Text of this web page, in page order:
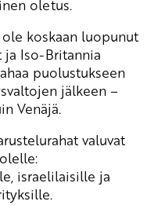
oletus.
koskaan luopunut
ja Iso-Britannia
puolustukseen
jälkeen –
Venäjä.
valuvat
israelilaisille ja